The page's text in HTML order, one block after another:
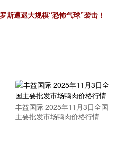
斯遭遇大规模“恐怖气球”袭击！
丰益国际 2025年11月3日全国
主要批发市场鸭肉价格行情